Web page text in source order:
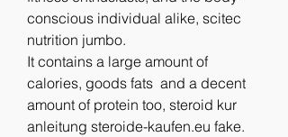
conscious individual alike, scitec
nutrition jumbo.
It contains a large amount of
calories, goods fats  and a decent
amount of protein too, steroid kur
anleitung steroide-kaufen.eu fake.